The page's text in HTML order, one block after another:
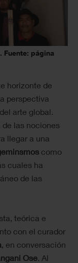
página
horizonte de
perspectiva
arte global.
las nociones
llegar a una
como
cuales ha
de las
teórica e
con el curador
, en conversación
Ose. Al